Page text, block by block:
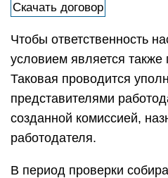
Скачать договор
Чтобы ответственность
условием является
Таковая проводится
представителями
созданной комиссией,
работодателя.
В период проверки